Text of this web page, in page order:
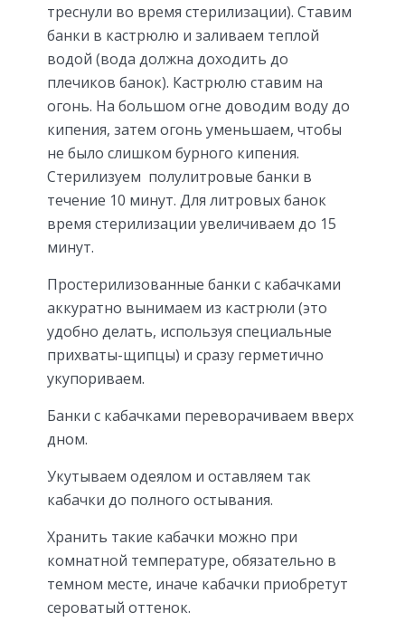
треснули во время стерилизации). Ставим
банки в кастрюлю и заливаем теплой
водой (вода должна доходить до
плечиков банок). Кастрюлю ставим на
огонь. На большом огне доводим воду до
кипения, затем огонь уменьшаем, чтобы
не было слишком бурного кипения.
Стерилизуем полулитровые банки в
течение 10 минут. Для литровых банок
время стерилизации увеличиваем до 15
минут.
Простерилизованные банки с кабачками
аккуратно вынимаем из кастрюли (это
удобно делать, используя специальные
прихваты-щипцы) и сразу герметично
укупориваем.
Банки с кабачками переворачиваем вверх
дном.
Укутываем одеялом и оставляем так
кабачки до полного остывания.
Хранить такие кабачки можно при
комнатной температуре, обязательно в
темном месте, иначе кабачки приобретут
сероватый оттенок.